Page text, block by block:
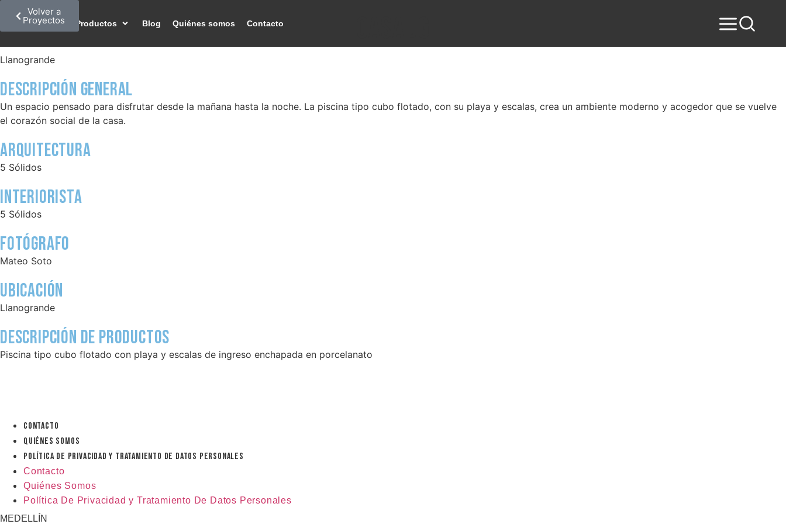
Proyectos Productos Blog Quiénes somos Contacto
Volver a
Proyectos
Llanogrande
Descripción GENERAL
Un espacio pensado para disfrutar desde la mañana hasta la noche. La piscina tipo cubo flotado, con su playa y escalas, crea un ambiente moderno y acogedor que se vuelve
el corazón social de la casa.
ARQUITECTURA
5 Sólidos
Interiorista
5 Sólidos
Fotógrafo
Mateo Soto
Ubicación
Llanogrande
Descripción de productos
Piscina tipo cubo flotado con playa y escalas de ingreso enchapada en porcelanato
Contacto
Quiénes Somos
Política De Privacidad y Tratamiento De Datos Personales
Contacto
Quiénes Somos
Política De Privacidad y Tratamiento De Datos Personales
MEDELLÍN